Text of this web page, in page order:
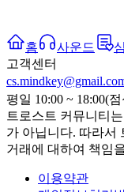
홈 사운드
고객센터
평일 10:00 ~ 18:00(
트로스트 커뮤니티
가 아닙니다. 따라서
거래에 대하여 책임
이용약관